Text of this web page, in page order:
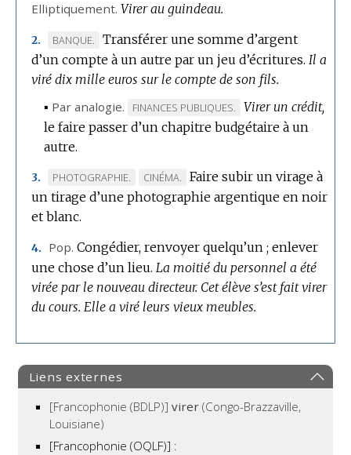
DOMAINE
Elliptiquement. Virer au guindeau.
2.
MARQUE
DE
DOMAINE
BANQUE.
Transférer une somme d’argent
d’un compte à un autre par un jeu d’écritures. Il a
viré dix mille euros sur le compte de son fils.
▪ Par analogie.
MARQUE
DE
FINANCES PUBLIQUES.
Virer un crédit,
le faire passer d’un chapitre budgétaire à un
autre.
3.
MARQUE
DE
DOMAINE
PHOTOGRAPHIE.
MARQUE
DE
CINÉMA.
Faire subir un virage à
un tirage d’une photographie argentique en noir
et blanc.
4. Pop. Congédier, renvoyer quelqu’un ; enlever
une chose d’un lieu. La moitié du personnel a été
virée par le nouveau directeur. Cet élève s’est fait virer
du cours. Elle a viré leurs vieux meubles.
Liens externes
[Francophonie (BDLP)] virer (Congo-Brazzaville,
Louisiane)
[Francophonie (OQLF)] :